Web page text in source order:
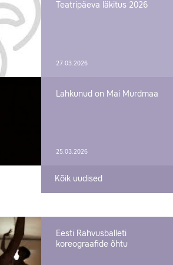
Teatripäeva läkitus 2026
27.03.2026
Lahkunud on Mai Murdmaa
25.03.2026
Kõik uudised
Eesti Rahvusballeti
koreograafide õhtu